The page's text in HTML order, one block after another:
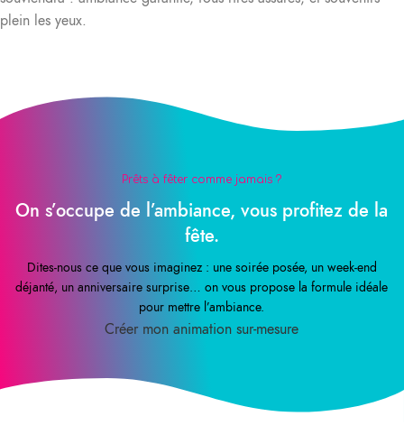
plein les yeux.
Prêts à fêter comme jamais ?
On s’occupe de l’ambiance, vous profitez de la
fête.
Dites-nous ce que vous imaginez : une soirée posée, un week-end
déjanté, un anniversaire surprise… on vous propose la formule idéale
pour mettre l’ambiance.
Créer mon animation sur-mesure